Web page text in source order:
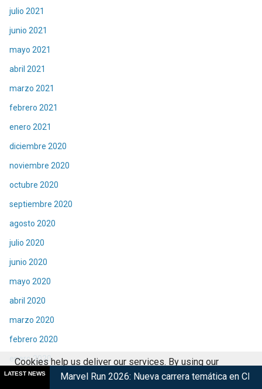
julio 2021
junio 2021
mayo 2021
abril 2021
marzo 2021
febrero 2021
enero 2021
diciembre 2020
noviembre 2020
octubre 2020
septiembre 2020
agosto 2020
julio 2020
junio 2020
mayo 2020
abril 2020
marzo 2020
febrero 2020
enero 2020
diciembre 2019
LATEST NEWS
Run 2026: Nueva carrera temática en CDMX Retorna
Cookies help us deliver our services. By using our
services, you agree to our use of cookies.
Got it